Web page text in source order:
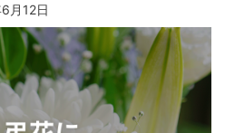
月12日